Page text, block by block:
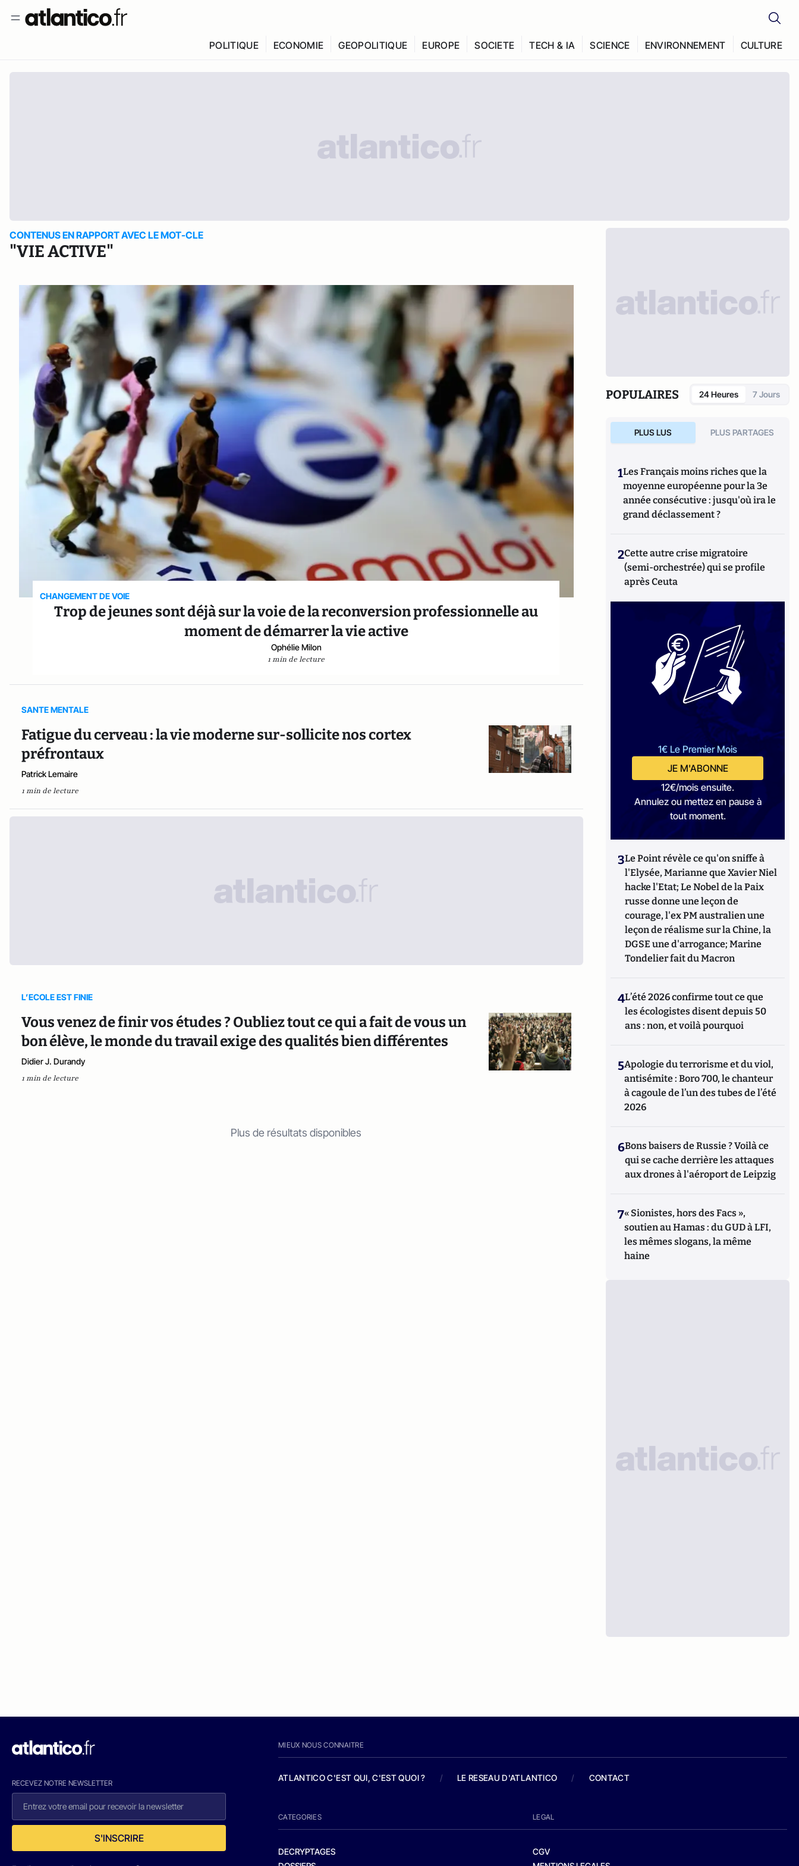
POLITIQUE ECONOMIE GEOPOLITIQUE EUROPE SOCIETE TECH & IA SCIENCE ENVIRONNEMENT CULTURE
CONTENUS EN RAPPORT AVEC LE MOT-CLE
"VIE ACTIVE"
CHANGEMENT DE VOIE
Trop de jeunes sont déjà sur la voie de la reconversion professionnelle au
moment de démarrer la vie active
Ophélie Milon
1 min de lecture
SANTE MENTALE
Fatigue du cerveau : la vie moderne sur-sollicite nos cortex
préfrontaux
Patrick Lemaire
1 min de lecture
L’ECOLE EST FINIE
Vous venez de finir vos études ? Oubliez tout ce qui a fait de vous un
bon élève, le monde du travail exige des qualités bien différentes
Didier J. Durandy
1 min de lecture
Plus de résultats disponibles
POPULAIRES 24 Heures 7 Jours
PLUS LUS PLUS PARTAGES
1Les Français moins riches que la
moyenne européenne pour la 3e
année consécutive : jusqu'où ira le
grand déclassement ?
2Cette autre crise migratoire
(semi-orchestrée) qui se profile
après Ceuta
1€ Le Premier Mois
JE M'ABONNE
12€/mois ensuite.
Annulez ou mettez en pause à
tout moment.
3Le Point révèle ce qu'on sniffe à
l'Elysée, Marianne que Xavier Niel
hacke l'Etat; Le Nobel de la Paix
russe donne une leçon de
courage, l'ex PM australien une
leçon de réalisme sur la Chine, la
DGSE une d'arrogance; Marine
Tondelier fait du Macron
4L’été 2026 confirme tout ce que
les écologistes disent depuis 50
ans : non, et voilà pourquoi
5Apologie du terrorisme et du viol,
antisémite : Boro 700, le chanteur
à cagoule de l’un des tubes de l’été
2026
6Bons baisers de Russie ? Voilà ce
qui se cache derrière les attaques
aux drones à l'aéroport de Leipzig
7« Sionistes, hors des Facs »,
soutien au Hamas : du GUD à LFI,
les mêmes slogans, la même
haine
RECEVEZ NOTRE NEWSLETTER
S'INSCRIRE
MIEUX NOUS CONNAITRE
ATLANTICO C'EST QUI, C'EST QUOI ? / LE RESEAU D'ATLANTICO / CONTACT
CATEGORIES
DECRYPTAGES
LEGAL
CGV